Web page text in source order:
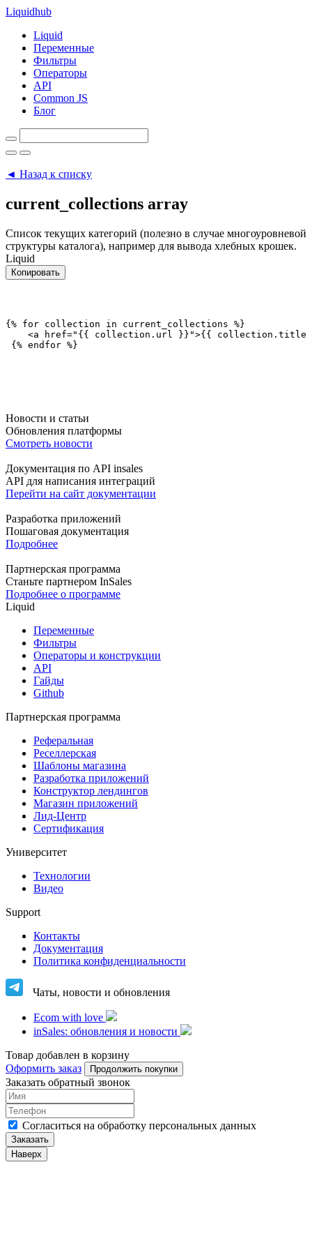
Liquidhub
Liquid
Переменные
Фильтры
Операторы
API
Common JS
Блог
◄ Назад к списку
current_collections array
Список текущих категорий (полезно в случае многоуровневой
структуры каталога), например для вывода хлебных крошек.
Liquid
Копировать
{% for collection in current_collections %}
<a href="{{ collection.url }}">{{ collection.title
{% endfor %}
Новости и статьи
Обновления платформы
Смотреть новости
Документация по API insales
API для написания интеграций
Перейти на сайт документации
Разработка приложений
Пошаговая документация
Подробнее
Партнерская программа
Станьте партнером InSales
Подробнее о программе
Liquid
Переменные
Фильтры
Операторы и конструкции
API
Гайды
Github
Партнерская программа
Реферальная
Реселлерская
Шаблоны магазина
Разработка приложений
Конструктор лендингов
Магазин приложений
Лид-Центр
Сертификация
Университет
Технологии
Видео
Support
Контакты
Документация
Политика конфиденциальности
Чаты, новости и обновления
Ecom with love
inSales: обновления и новости
Товар добавлен в корзину
Оформить заказ
Продолжить покупки
Заказать обратный звонок
Cогласиться на обработку персональных данных
Заказать
Наверх